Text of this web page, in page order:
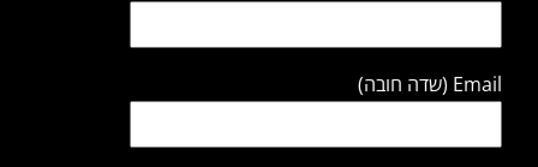
Email (שדה חובה)